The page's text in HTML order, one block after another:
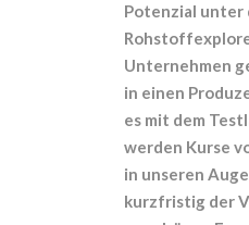
Potenzial unter
Unternehmen
in einen
es mit dem
werden Kurse
in unseren
kurzfristig der